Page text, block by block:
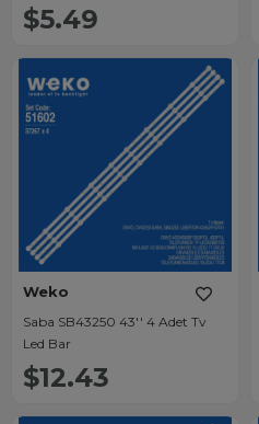
$5.49
Weko
Saba SB43250 43'' 4 Adet Tv
Led Bar
$12.43